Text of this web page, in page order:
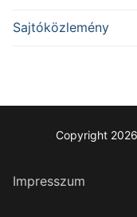
Sajtóközlemény
Copyright
Impresszum